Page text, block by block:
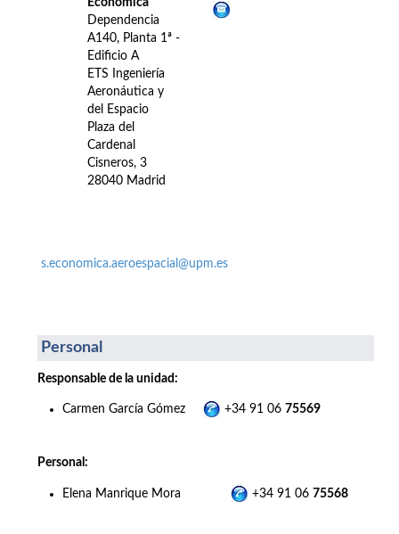
Económica
Dependencia
A140, Planta 1ª -
Edificio A
ETS Ingeniería
Aeronáutica y
del Espacio
Plaza del
Cardenal
Cisneros, 3
28040 Madrid
s.economica.aeroespacial@upm.es
Personal
Responsable de la unidad:
Carmen García Gómez +34 91 06 75569
Personal:
Elena Manrique Mora +34 91 06 75568